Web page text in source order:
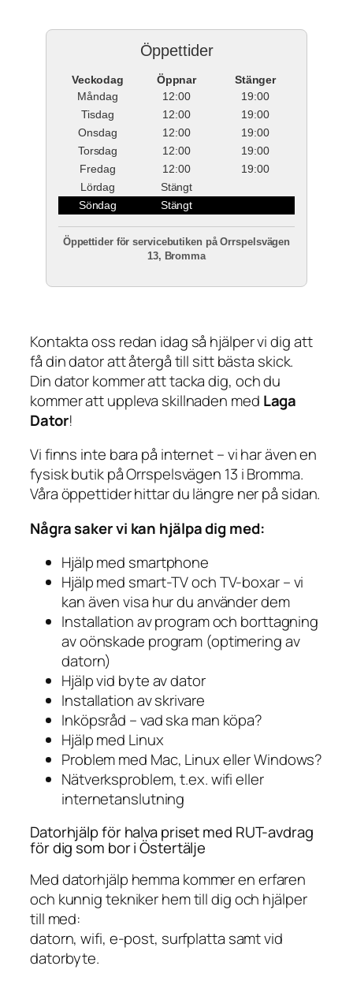
Öppettider
Veckodag Öppnar
Stänger
Måndag
12:00
19:00
Tisdag
12:00
19:00
Onsdag
12:00
19:00
Torsdag
12:00
19:00
Fredag
12:00
19:00
Lördag
Stängt
Söndag
Stängt
Öppettider för servicebutiken på Orrspelsvägen
13, Bromma
Kontakta oss redan idag så hjälper vi dig att
få din dator att återgå till sitt bästa skick.
Din dator kommer att tacka dig, och du
kommer att uppleva skillnaden med Laga
Dator!
Vi finns inte bara på internet – vi har även en
fysisk butik på Orrspelsvägen 13 i Bromma.
Våra öppettider hittar du längre ner på sidan.
Några saker vi kan hjälpa dig med:
Hjälp med smartphone
Hjälp med smart-TV och TV-boxar – vi
kan även visa hur du använder dem
Installation av program och borttagning
av oönskade program (optimering av
datorn)
Hjälp vid byte av dator
Installation av skrivare
Inköpsråd – vad ska man köpa?
Hjälp med Linux
Problem med Mac, Linux eller Windows?
Nätverksproblem, t.ex. wifi eller
internetanslutning
Datorhjälp för halva priset med RUT-avdrag
för dig som bor i Östertälje
Med datorhjälp hemma kommer en erfaren
och kunnig tekniker hem till dig och hjälper
till med:
datorn, wifi, e-post, surfplatta samt vid
datorbyte.